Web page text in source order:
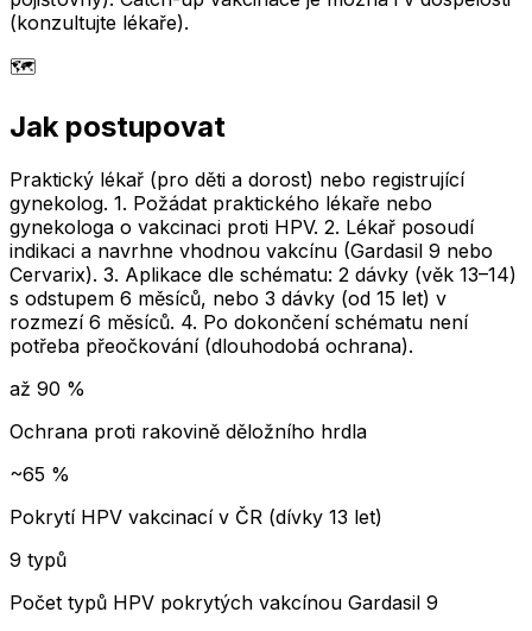
(konzultujte lékaře).
🗺️
Jak postupovat
Praktický lékař (pro děti a dorost) nebo registrující
gynekolog. 1. Požádat praktického lékaře nebo
gynekologa o vakcinaci proti HPV. 2. Lékař posoudí
indikaci a navrhne vhodnou vakcínu (Gardasil 9 nebo
Cervarix). 3. Aplikace dle schématu: 2 dávky (věk 13–14)
s odstupem 6 měsíců, nebo 3 dávky (od 15 let) v
rozmezí 6 měsíců. 4. Po dokončení schématu není
potřeba přeočkování (dlouhodobá ochrana).
až 90 %
Ochrana proti rakovině děložního hrdla
~65 %
Pokrytí HPV vakcinací v ČR (dívky 13 let)
9 typů
Počet typů HPV pokrytých vakcínou Gardasil 9